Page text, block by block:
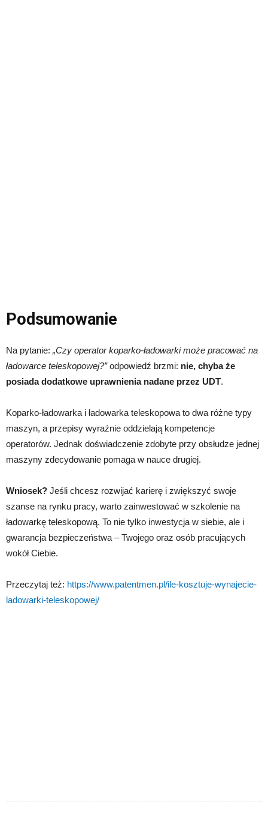
Podsumowanie
Na pytanie: „Czy operator koparko-ładowarki może pracować na
ładowarce teleskopowej?”odpowiedź brzmi: nie, chyba że
posiada dodatkowe uprawnienia nadane przez UDT.
Koparko-ładowarka i ładowarka teleskopowa to dwa różne typy
maszyn, a przepisy wyraźnie oddzielają kompetencje
operatorów. Jednak doświadczenie zdobyte przy obsłudze jednej
maszyny zdecydowanie pomaga w nauce drugiej.
Wniosek? Jeśli chcesz rozwijać karierę i zwiększyć swoje
szanse na rynku pracy, warto zainwestować w szkolenie na
ładowarkę teleskopową. To nie tylko inwestycja w siebie, ale i
gwarancja bezpieczeństwa – Twojego oraz osób pracujących
wokół Ciebie.
Przeczytaj też: https://www.patentmen.pl/ile-kosztuje-wynajecie-
ladowarki-teleskopowej/